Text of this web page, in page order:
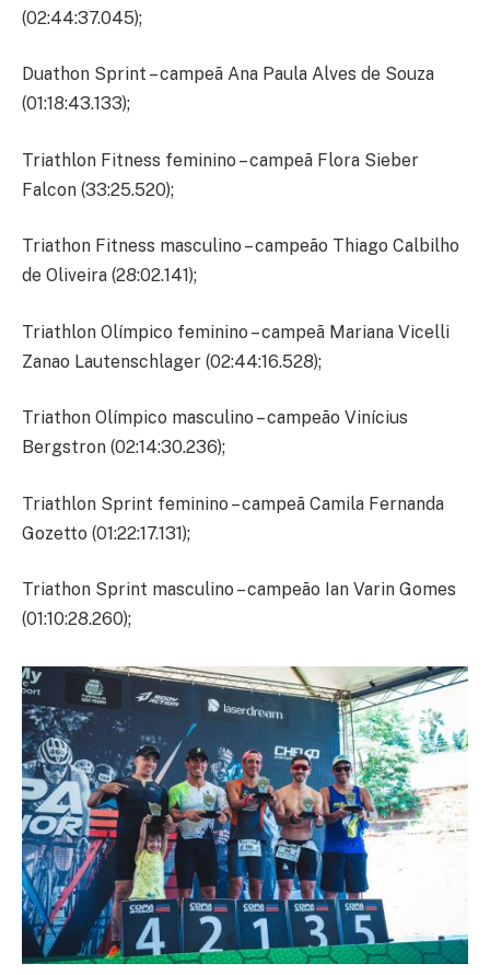
(02:44:37.045);
Duathon Sprint – campeã Ana Paula Alves de Souza
(01:18:43.133);
Triathlon Fitness feminino – campeã Flora Sieber
Falcon (33:25.520);
Triathon Fitness masculino – campeão Thiago Calbilho
de Oliveira (28:02.141);
Triathlon Olímpico feminino – campeã Mariana Vicelli
Zanao Lautenschlager (02:44:16.528);
Triathon Olímpico masculino – campeão Vinícius
Bergstron (02:14:30.236);
Triathlon Sprint feminino – campeã Camila Fernanda
Gozetto (01:22:17.131);
Triathon Sprint masculino – campeão Ian Varin Gomes
(01:10:28.260);